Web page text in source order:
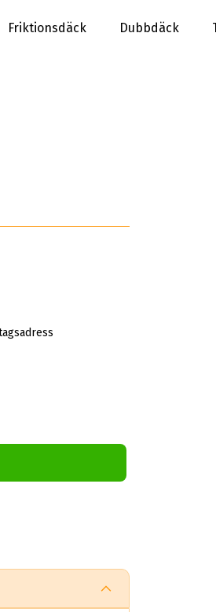
Friktionsdäck Dubbdäck